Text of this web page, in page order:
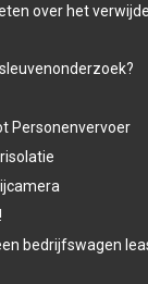
over het
Personenvervoer
bedrijfswagen